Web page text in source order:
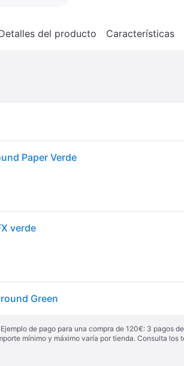
del producto Características
Paper Verde
verde
Green
de pago para una compra de 120€: 3 pagos
mínimo y máximo varía por tienda. Consulta los